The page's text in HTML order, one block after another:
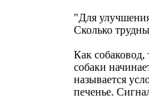
"Для
Сколько
Как
собаки
называется
печенье.